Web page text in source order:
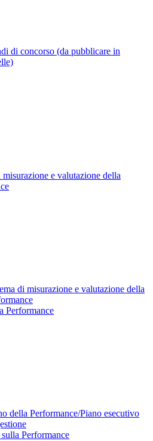
di concorso (da pubblicare in
misurazione e valutazione della
di misurazione e valutazione della
Performance
della Performance/Piano esecutivo
Performance